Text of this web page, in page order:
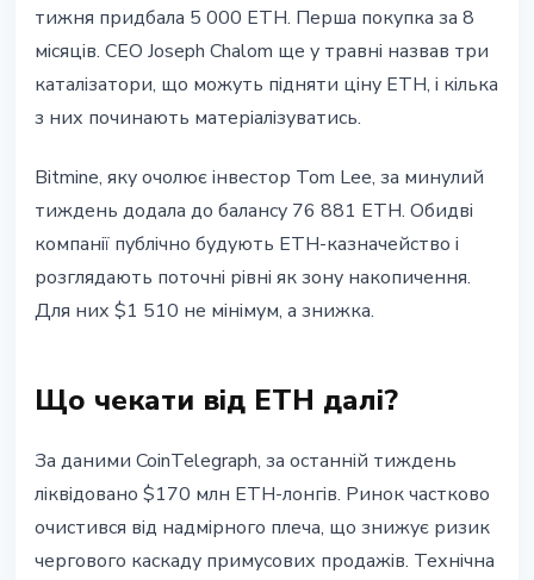
тижня придбала 5 000 ETH. Перша покупка за 8
місяців. CEO Joseph Chalom ще у травні назвав три
каталізатори, що можуть підняти ціну ETH, і кілька
з них починають матеріалізуватись.
Bitmine, яку очолює інвестор Tom Lee, за минулий
тиждень додала до балансу 76 881 ETH. Обидві
компанії публічно будують ETH-казначейство і
розглядають поточні рівні як зону накопичення.
Для них $1 510 не мінімум, а знижка.
Що чекати від ETH далі?
За даними CoinTelegraph, за останній тиждень
ліквідовано $170 млн ETH-лонгів. Ринок частково
очистився від надмірного плеча, що знижує ризик
чергового каскаду примусових продажів. Технічна